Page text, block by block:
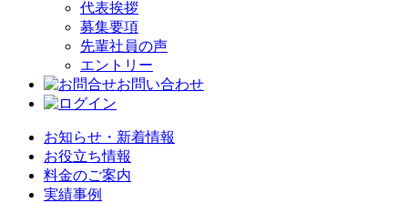
代表挨拶
募集要項
先輩社員の声
エントリー
お問い合わせ
お知らせ・新着情報
お役立ち情報
料金のご案内
実績事例